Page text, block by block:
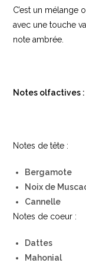
C’est un mélange
avec une touche
note ambrée.
Notes olfactives :
Notes de tête :
Bergamote
Noix de
Cannelle
Notes de coeur :
Dattes
Mahonial